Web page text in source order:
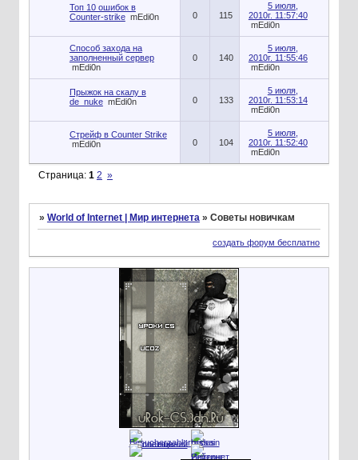
Топ 10 ошибок в
Counter-strike mEdi0n 0 115
5 июля,
2010г. 11:57:40
mEdi0n
Способ захода на
заполненный сервер
mEdi0n
0 140
5 июля,
2010г. 11:55:46
mEdi0n
Прыжок на скалу в
de_nuke mEdi0n 0 133
5 июля,
2010г. 11:53:14
mEdi0n
Стрейф в Counter Strike
mEdi0n
0 104
5 июля,
2010г. 11:52:40
mEdi0n
Страница: 1 2 »
» World of Internet | Мир интернета » Советы новичкам
создать форум бесплатно